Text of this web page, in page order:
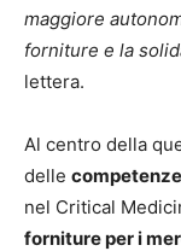
maggiore
forniture e la
lettera.
Al centro della
delle
nel Critical
forniture per i